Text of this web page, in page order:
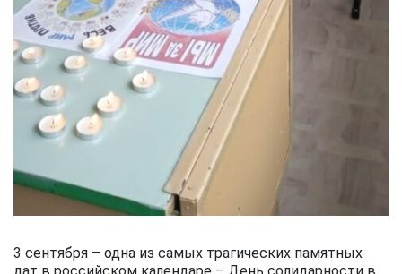
3 сентября – одна из самых трагических памятных
дат в российском календаре – День солидарности в